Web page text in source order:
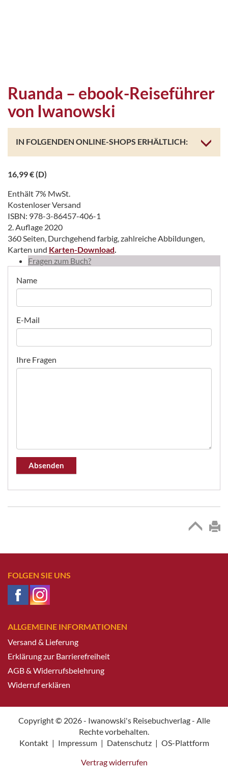
Ruanda – ebook-Reiseführer
von Iwanowski
IN FOLGENDEN ONLINE-SHOPS ERHÄLTLICH:
16,99€(D)
Enthält 7% MwSt.
Kostenloser Versand
ISBN: 978-3-86457-406-1
2. Auflage 2020
360 Seiten, Durchgehend farbig, zahlreiche Abbildungen,
Karten und Karten-Download.
Fragen zum Buch?
Name
E-Mail
Ihre Fragen
Absenden
FOLGEN SIE UNS
ALLGEMEINE INFORMATIONEN
Versand & Lieferung
Erklärung zur Barrierefreiheit
AGB & Widerrufsbelehrung
Widerruf erklären
Copyright © 2026 - Iwanowski's Reisebuchverlag - Alle
Rechte vorbehalten.
Kontakt | Impressum | Datenschutz | OS-Plattform
Vertrag widerrufen